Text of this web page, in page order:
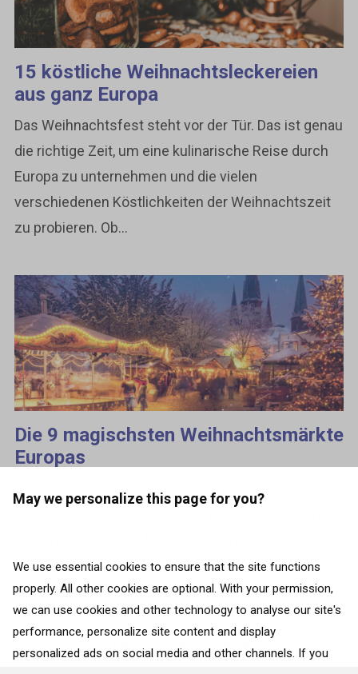
May we personalize this page for you?
We use essential cookies to ensure that the site functions
properly. All other cookies are optional. With your permission,
we can use cookies and other technology to analyse our site's
performance, personalize site content and display
personalized ads on social media and other channels. If you
15 köstliche Weihnachtsleckereien
aus ganz Europa
Das Weihnachtsfest steht vor der Tür. Das ist genau
die richtige Zeit, um eine kulinarische Reise durch
Europa zu unternehmen und die vielen
verschiedenen Köstlichkeiten der Weihnachtszeit
zu probieren. Ob...
Die 9 magischsten Weihnachtsmärkte
Europas
Weihnachtsmärkte. Bei einem Besuch auf dem
Weihnachtsmarkt kann man...